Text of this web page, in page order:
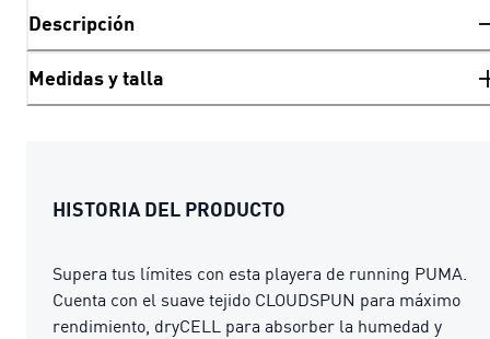
Descripción
Medidas y talla
HISTORIA DEL PRODUCTO
Supera tus límites con esta playera de running PUMA.
Cuenta con el suave tejido CLOUDSPUN para máximo
rendimiento, dryCELL para absorber la humedad y